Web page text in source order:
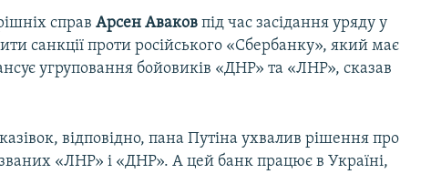
справАрсен Аваков під час засідання уряду у
санкції проти російського «Сбербанку», який має
угруповання бойовиків «ДНР» та «ЛНР», сказав
відповідно, пана Путіна ухвалив рішення про
«ЛНР» і «ДНР». А цей банк працює в Україні,